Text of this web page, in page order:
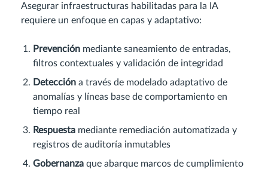
Asegurar infraestructuras habilitadas para la IA
requiere un enfoque en capas y adaptativo:
Prevención mediante saneamiento de entradas,
filtros contextuales y validación de integridad
Detección a través de modelado adaptativo de
anomalías y líneas base de comportamiento en
tiempo real
Respuesta mediante remediación automatizada y
registros de auditoría inmutables
Gobernanza que abarque marcos de cumplimiento